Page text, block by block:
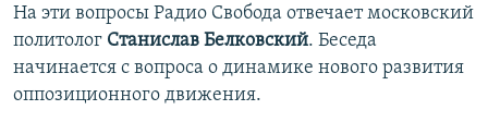
На эти вопросы Радио Свобода отвечает московский
политолог Станислав Белковский. Беседа
начинается с вопроса о динамике нового развития
оппозиционного движения.